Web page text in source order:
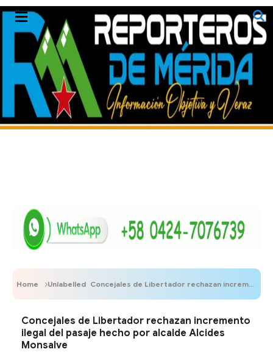
Home Unlabelled Concejales de Libertador rechazan incremento ilegal del pasaje hecho por alcalde Alcides Monsalve
Concejales de Libertador rechazan incremento
ilegal del pasaje hecho por alcalde Alcides
Monsalve